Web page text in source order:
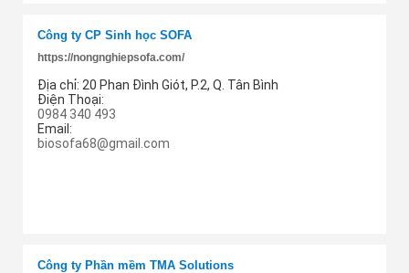
Công ty CP Sinh học SOFA
https://nongnghiepsofa.com/
Địa chỉ: 20 Phan Đình Giót, P.2, Q. Tân Bình
Điện Thoại:
0984 340 493
Email:
biosofa68@gmail.com
Công ty Phần mềm TMA Solutions